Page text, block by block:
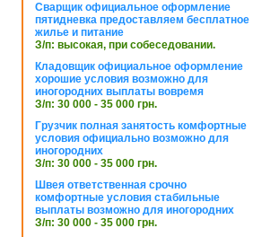
Сварщик официальное оформление
пятидневка предоставляем бесплатное
жилье и питание
З/п: высокая, при собеседовании.
Кладовщик официальное оформление
хорошие условия возможно для
иногородних выплаты вовремя
З/п: 30 000 - 35 000 грн.
Грузчик полная занятость комфортные
условия официально возможно для
иногородних
З/п: 30 000 - 35 000 грн.
Швея ответственная срочно
комфортные условия стабильные
выплаты возможно для иногородних
З/п: 30 000 - 35 000 грн.